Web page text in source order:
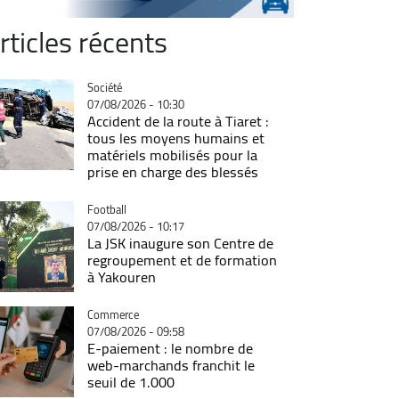
récents
Catégorie
Société
07/08/2026 - 10:30
Accident de la route à Tiaret :
tous les moyens humains et
matériels mobilisés pour la
prise en charge des blessés
Catégorie
Football
07/08/2026 - 10:17
La JSK inaugure son Centre de
regroupement et de formation
à Yakouren
Catégorie
Commerce
07/08/2026 - 09:58
E-paiement : le nombre de
web-marchands franchit le
seuil de 1.000